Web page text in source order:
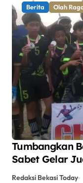
Berita Olah
Tumbangkan
Sabet Gelar
CUP 2026
Redaksi Bekasi Today